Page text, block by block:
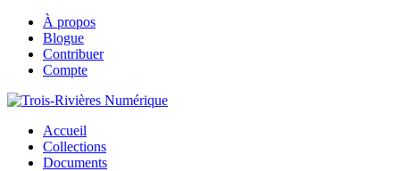
À propos
Blogue
Contribuer
Compte
Accueil
Collections
Documents